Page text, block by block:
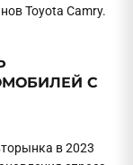
Toyota Camry.
С
в 2023